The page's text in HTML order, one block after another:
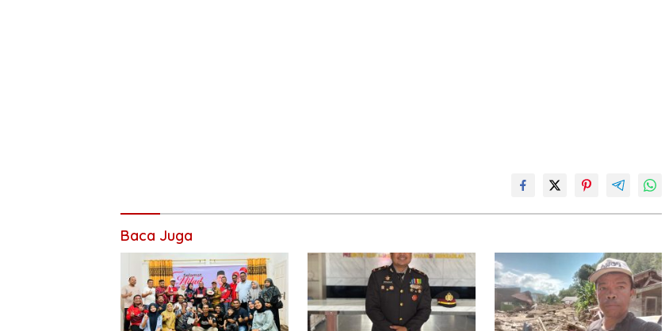
Baca Juga